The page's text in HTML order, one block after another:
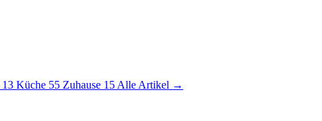
13 Küche 55 Zuhause 15 Alle Artikel →